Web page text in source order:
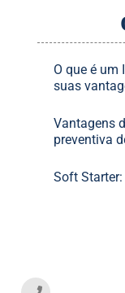
O que é um
suas
Vantagens
preventiva
Soft